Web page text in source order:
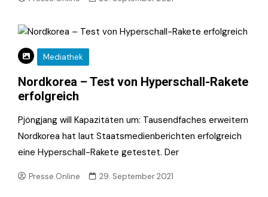
Mediathek
Nordkorea – Test von Hyperschall-Rakete
erfolgreich
Pjöngjang will Kapazitäten um: Tausendfaches erweitern
Nordkorea hat laut Staatsmedienberichten erfolgreich
eine Hyperschall-Rakete getestet. Der
Presse.Online 29. September 2021